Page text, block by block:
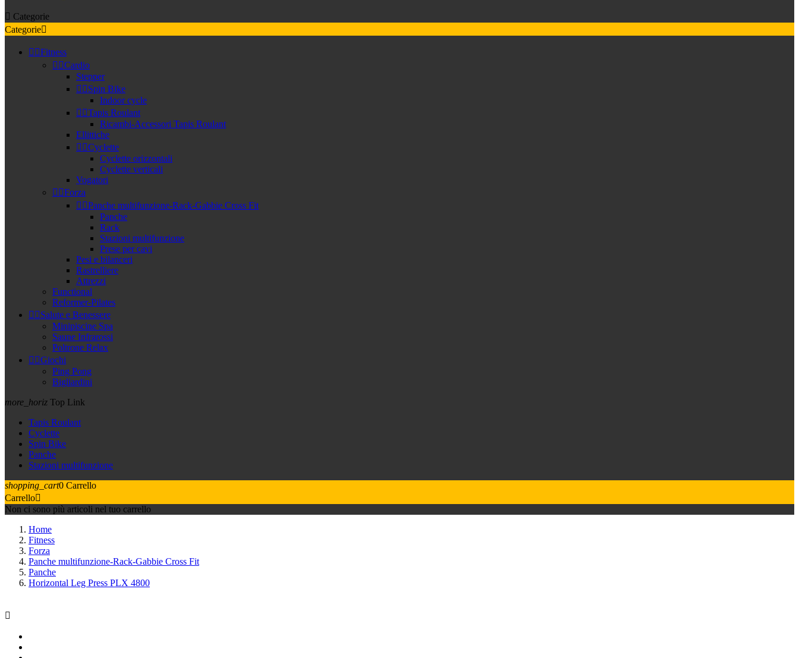
 Categorie
Categorie
 Fitness
 Cardio
Stepper
 Spin Bike
Indoor cycle
 Tapis Roulant
Ricambi-Accessori Tapis Roulant
Ellittiche
 Cyclette
Cyclette orizzontali
Cyclette verticali
Vogatori
 Forza
 Panche multifunzione-Rack-Gabbie Cross Fit
Panche
Rack
Stazioni multifunzione
Prese per cavi
Pesi e bilanceri
Rastrelliere
Attrezzi
Functional
Reformer-Pilates
 Salute e Benessere
Minipiscine Spa
Saune Infrarossi
Poltrone Relax
 Giochi
Ping Pong
Bigliardini
more_horiz Top Link
Tapis Roulant
Cyclette
Spin Bike
Panche
Stazioni multifunzione
shopping_cart0 Carrello
Carrello
Non ci sono più articoli nel tuo carrello
Home
Fitness
Forza
Panche multifunzione-Rack-Gabbie Cross Fit
Panche
Horizontal Leg Press PLX 4800
